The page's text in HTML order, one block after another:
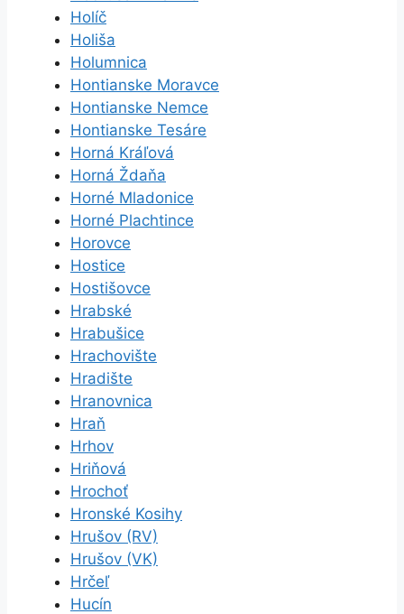
Holíč
Holiša
Holumnica
Hontianske Moravce
Hontianske Nemce
Hontianske Tesáre
Horná Kráľová
Horná Ždaňa
Horné Mladonice
Horné Plachtince
Horovce
Hostice
Hostišovce
Hrabské
Hrabušice
Hrachovište
Hradište
Hranovnica
Hraň
Hrhov
Hriňová
Hrochoť
Hronské Kosihy
Hrušov (RV)
Hrušov (VK)
Hrčeľ
Hucín